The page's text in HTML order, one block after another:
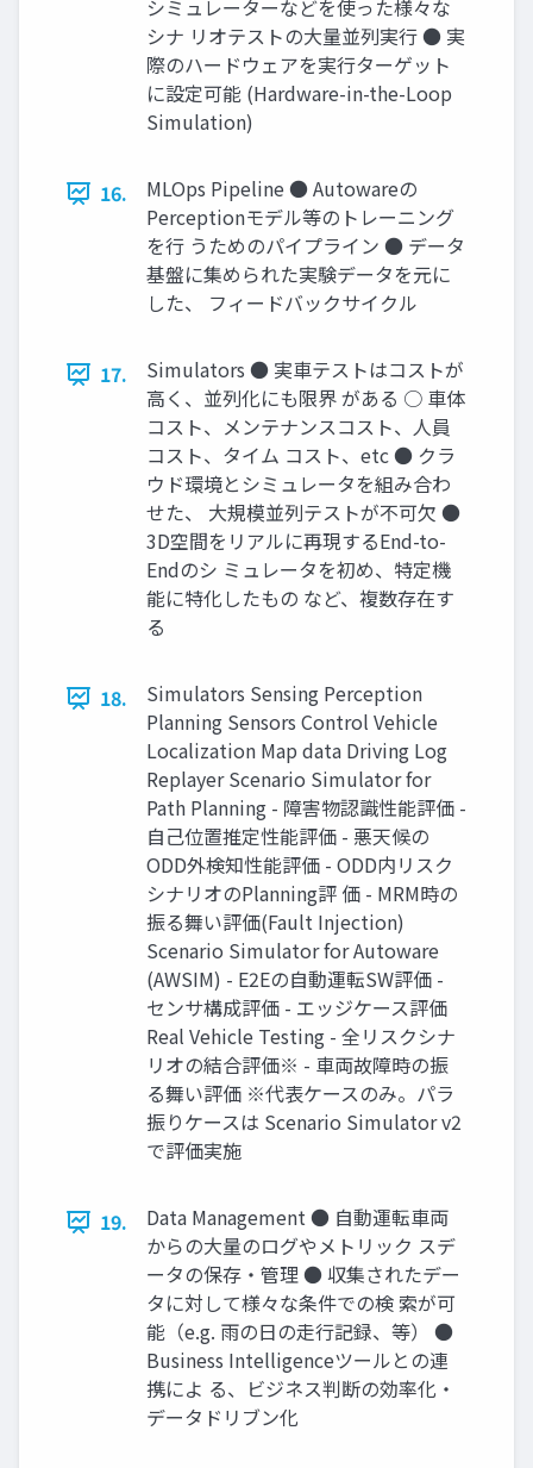
シミュレーターなどを使った様々な
シナ リオテストの大量並列実行 ● 実
際のハードウェアを実行ターゲット
に設定可能 (Hardware-in-the-Loop
Simulation)
16.
MLOps Pipeline ● Autowareの
Perceptionモデル等のトレーニング
を行 うためのパイプライン ● データ
基盤に集められた実験データを元に
した、 フィードバックサイクル
17.
Simulators ● 実車テストはコストが
高く、並列化にも限界 がある ○ 車体
コスト、メンテナンスコスト、人員
コスト、タイム コスト、etc ● クラ
ウド環境とシミュレータを組み合わ
せた、 大規模並列テストが不可欠 ●
3D空間をリアルに再現するEnd-to-
Endのシ ミュレータを初め、特定機
能に特化したもの など、複数存在す
る
18.
Simulators Sensing Perception
Planning Sensors Control Vehicle
Localization Map data Driving Log
Replayer Scenario Simulator for
Path Planning - 障害物認識性能評価 -
自己位置推定性能評価 - 悪天候の
ODD外検知性能評価 - ODD内リスク
シナリオのPlanning評 価 - MRM時の
振る舞い評価(Fault Injection)
Scenario Simulator for Autoware
(AWSIM) - E2Eの自動運転SW評価 -
センサ構成評価 - エッジケース評価
Real Vehicle Testing - 全リスクシナ
リオの結合評価※ - 車両故障時の振
る舞い評価 ※代表ケースのみ。パラ
振りケースは Scenario Simulator v2
で評価実施
19.
Data Management ● 自動運転車両
からの大量のログやメトリック スデ
ータの保存・管理 ● 収集されたデー
タに対して様々な条件での検 索が可
能（e.g. 雨の日の走行記録、等） ●
Business Intelligenceツールとの連
携によ る、ビジネス判断の効率化・
データドリブン化